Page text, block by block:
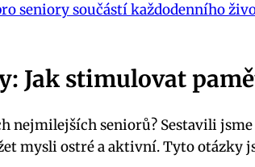
seniory součástí každodenního
Jak stimulovat
nejmilejších seniorů? Sestavili
mysli ostré a aktivní. Tyto otázky